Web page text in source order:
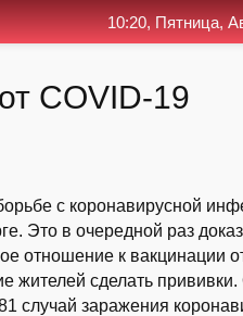
COVID-19
с коронавирусной
Это в очередной раз
отношение к вакцинации
жителей сделать
случай заражения
10:20, Пятница,